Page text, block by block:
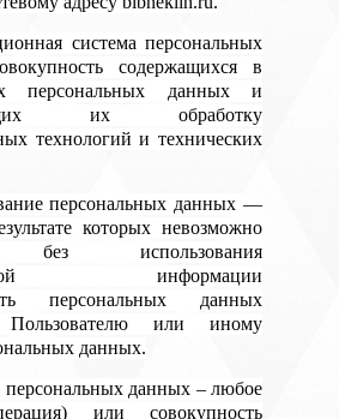
система персональных
содержащихся в
персональных данных и
их обработку
технологий и технических
персональных данных —
которых невозможно
без использования
информации
персональных данных
Пользователю или иному
данных.
персональных данных – любое
или совокупность